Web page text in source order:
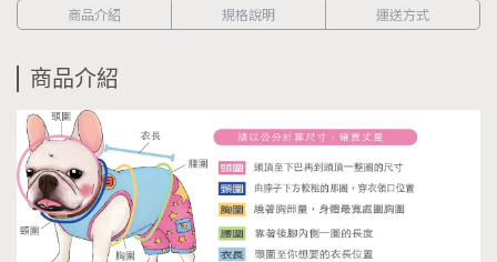
商品介紹 規格說明 運送方式
商品介紹